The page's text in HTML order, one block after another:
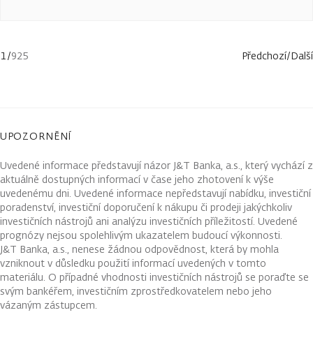
1/925 Předchozí/Další
UPOZORNĚNÍ
Uvedené informace představují názor J&T Banka, a.s., který vychází z
aktuálně dostupných informací v čase jeho zhotovení k výše
uvedenému dni. Uvedené informace nepředstavují nabídku, investiční
poradenství, investiční doporučení k nákupu či prodeji jakýchkoliv
investičních nástrojů ani analýzu investičních příležitostí. Uvedené
prognózy nejsou spolehlivým ukazatelem budoucí výkonnosti.
J&T Banka, a.s., nenese žádnou odpovědnost, která by mohla
vzniknout v důsledku použití informací uvedených v tomto
materiálu. O případné vhodnosti investičních nástrojů se poraďte se
svým bankéřem, investičním zprostředkovatelem nebo jeho
vázaným zástupcem.